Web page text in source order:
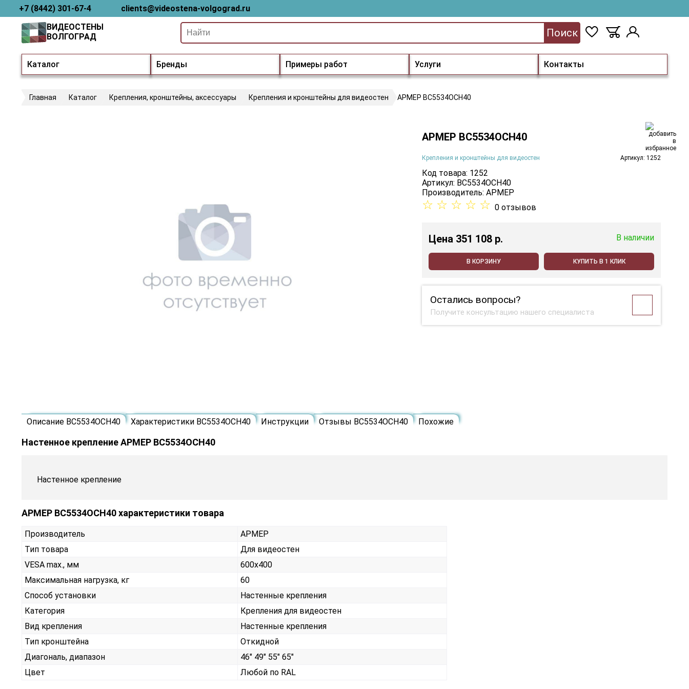
+7 (8442) 301-67-4 clients@videostena-volgograd.ru
Каталог Бренды Примеры работ Услуги Контакты
ВИДЕОСТЕНЫ
ВОЛГОГРАД
Поиск
Главная Каталог Крепления, кронштейны, аксессуары Крепления и кронштейны для видеостен АРМЕР ВС5534ОСН40
АРМЕР ВС5534ОСН40
Крепления и кронштейны для видеостен Артикул: 1252
Код товара: 1252
Артикул: ВС5534ОСН40
Производитель:АРМЕР
☆ ☆ ☆ ☆ ☆ 0 отзывов
Цена 351 108 p. В наличии
В КОРЗИНУ КУПИТЬ В 1 КЛИК
Остались вопросы?
Получите консультацию нашего специалиста
Описание ВС5534ОСН40 Характеристики ВС5534ОСН40 Инструкции Отзывы ВС5534ОСН40 Похожие
Настенное крепление АРМЕР ВС5534ОСН40
Настенное крепление
АРМЕР ВС5534ОСН40 характеристики товара
Производитель
АРМЕР
Тип товара
Для видеостен
VESA max., мм
600х400
Максимальная нагрузка, кг
60
Способ установки
Настенные крепления
Категория
Крепления для видеостен
Вид крепления
Настенные крепления
Тип кронштейна
Откидной
Диагональ, диапазон
46" 49" 55" 65"
Цвет
Любой по RAL